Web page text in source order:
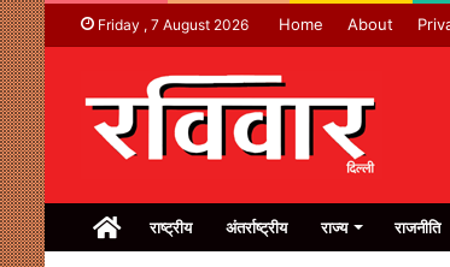
Friday , 7 August 2026 Home About
Homeराष्ट्रीय अंतर्राष्ट्रीय राज्य राजनीति